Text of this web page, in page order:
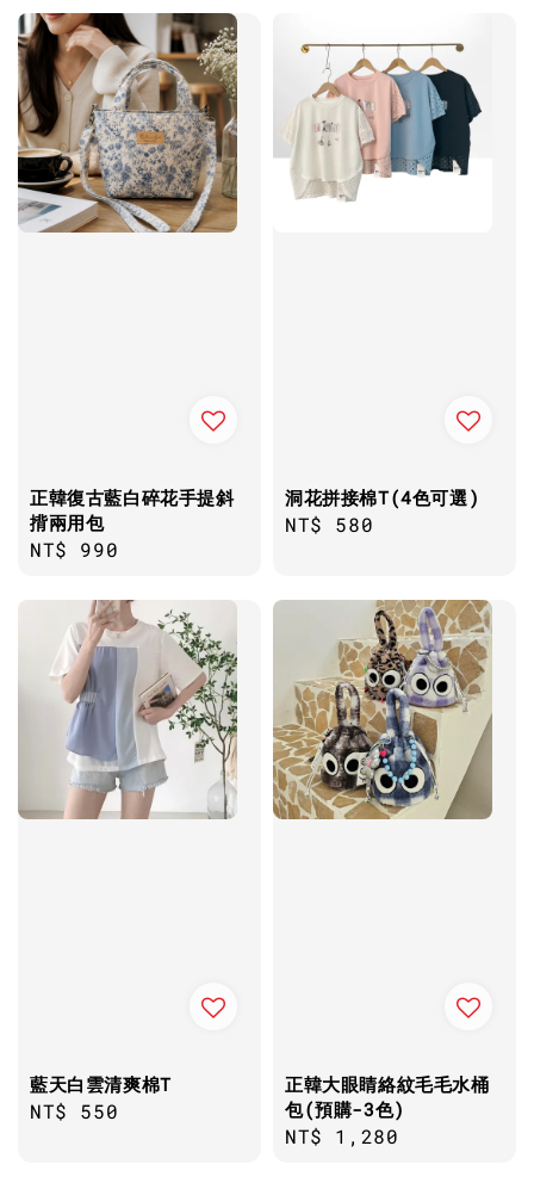
正韓復古藍白碎花手提斜
揹兩用包
Regular
NT$ 990
洞花拼接棉T(4色可選)
Regular
NT$ 580
藍天白雲清爽棉T
Regular
NT$ 550
正韓大眼睛絡紋毛毛水桶
包(預購-3色)
Regular
NT$ 1,280